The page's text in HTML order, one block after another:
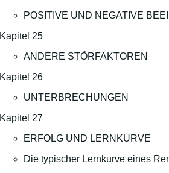
POSITIVE UND NEGATIVE
Kapitel 25
ANDERE STÖRFAKTOREN
Kapitel 26
UNTERBRECHUNGEN
Kapitel 27
ERFOLG UND LERNKURVE
Die typischer Lernkurve eines